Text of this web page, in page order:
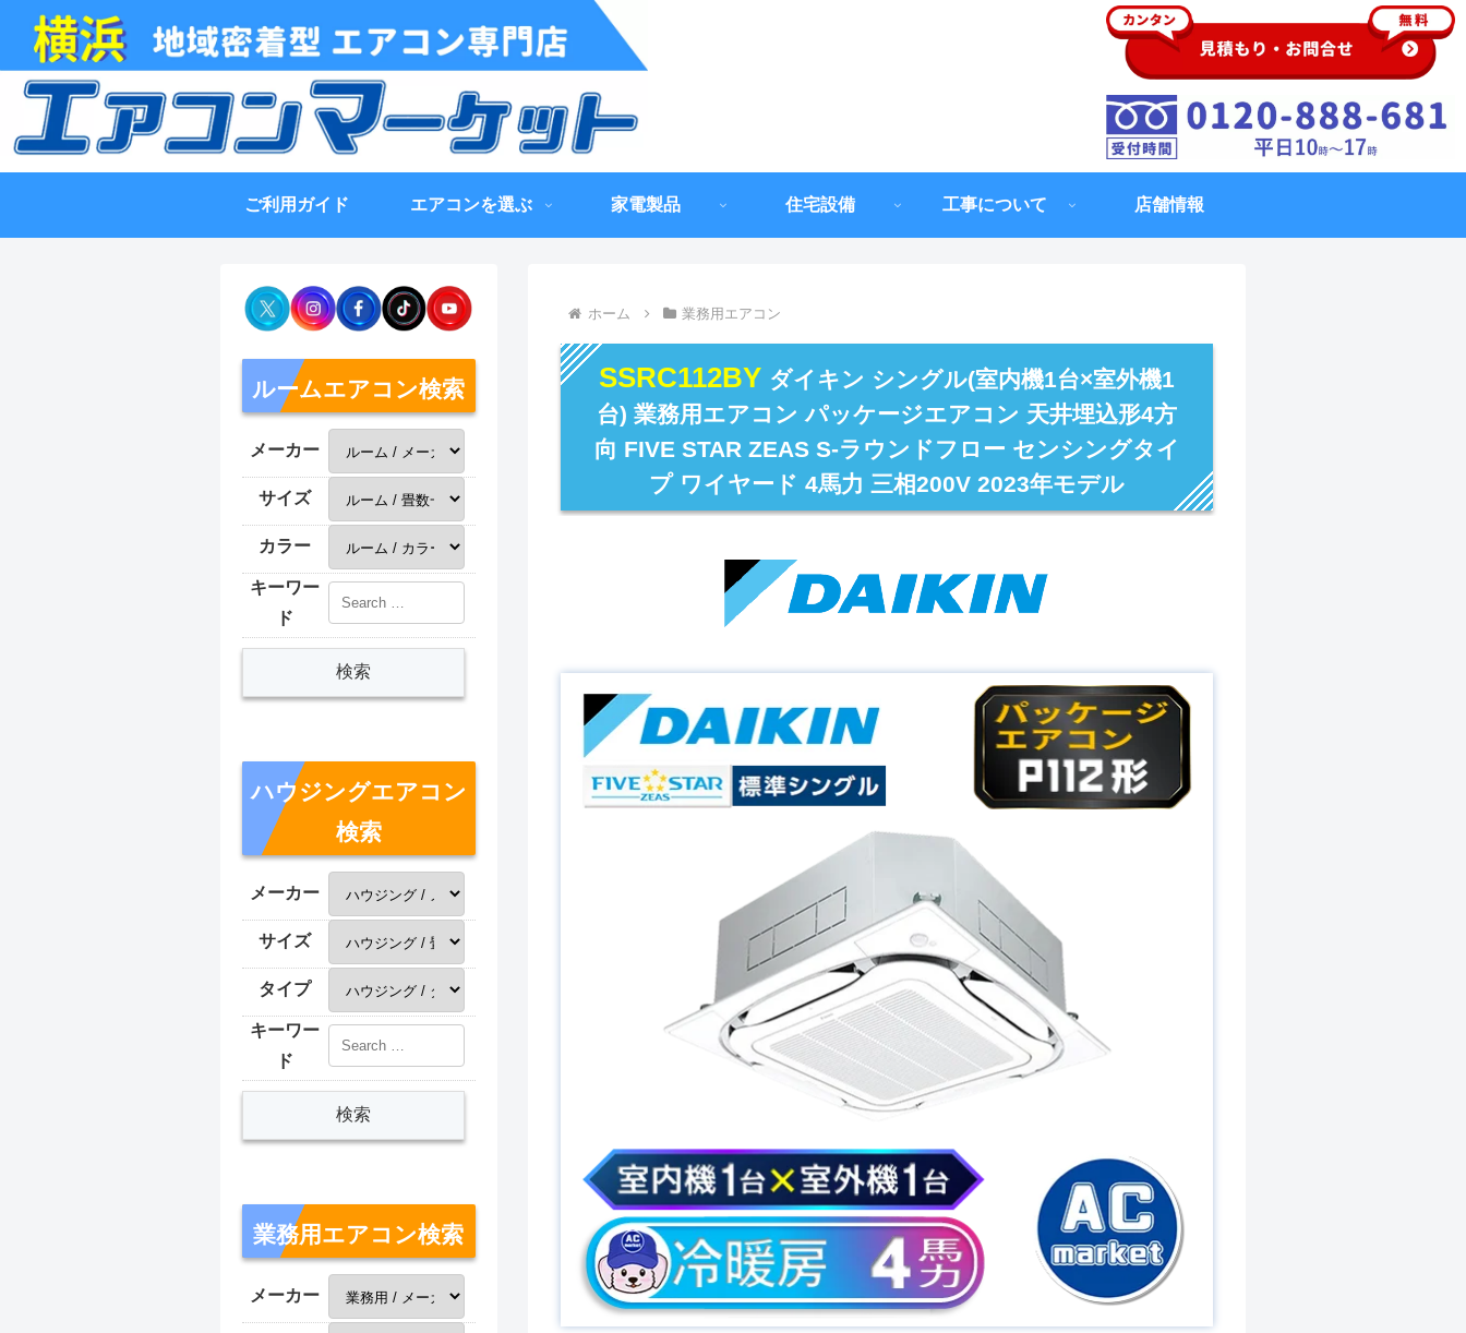
ご利用ガイド エアコンを選ぶ 家電製品 住宅設備 工事について 店舗情報
ホーム 業務用エアコン
SSRC112BY ダイキン シングル(室内機1台×室外機1
台) 業務用エアコン パッケージエアコン 天井埋込形4方
向 FIVE STAR ZEAS S-ラウンドフロー センシングタイ
プ ワイヤード 4馬力 三相200V 2023年モデル
ルームエアコン検索
メーカー
サイズ
カラー
キーワー
ド
ハウジングエアコン
検索
メーカー
サイズ
タイプ
キーワー
ド
業務用エアコン検索
メーカー